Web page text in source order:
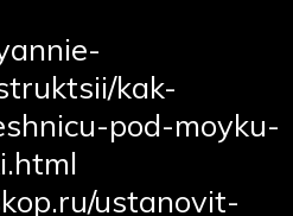
kak-
pod-moyku-
ustanovit-